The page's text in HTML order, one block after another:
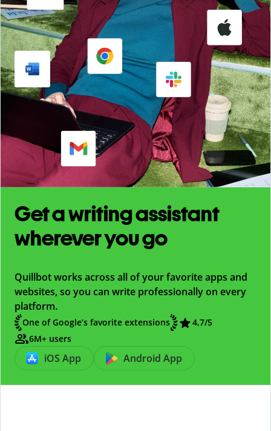
Get a writing assistant
wherever you go
Quillbot works across all of your favorite apps and
websites, so you can write professionally on every
platform.
One of Google’s favorite extensions 4,7/5
6M+ users
iOS App Android App